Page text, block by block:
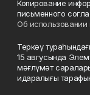
Копирование
письменного
Об использовании
Теркәү
15 авгусында
мәғлүмәт
идаралығы